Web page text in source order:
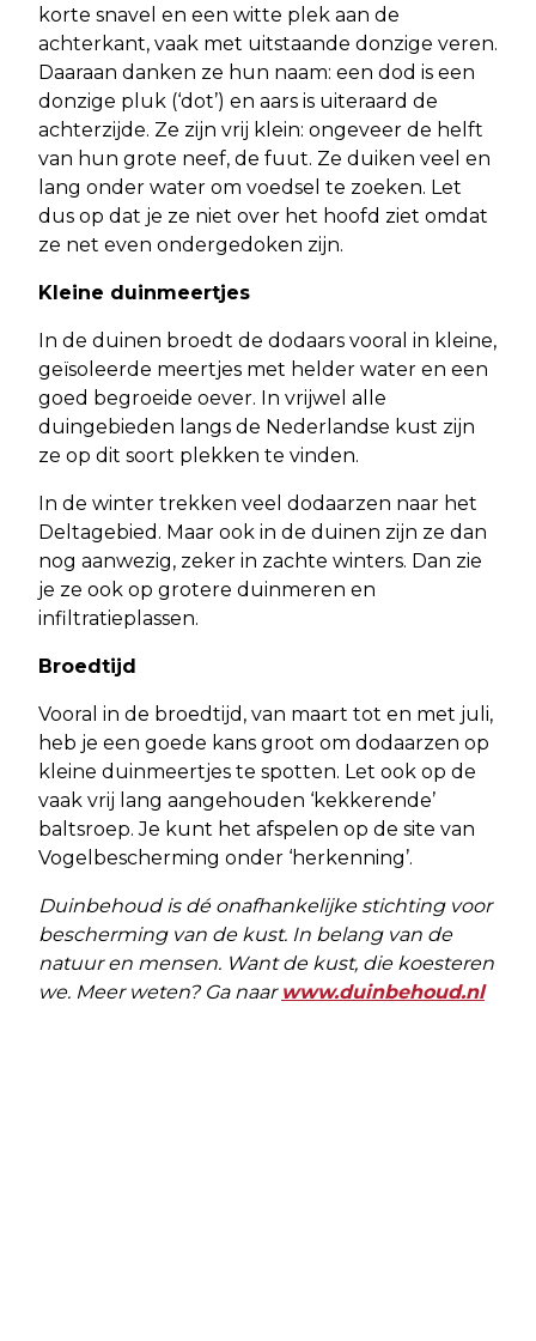
korte snavel en een witte plek aan de
achterkant, vaak met uitstaande donzige veren.
Daaraan danken ze hun naam: een dod is een
donzige pluk (‘dot’) en aars is uiteraard de
achterzijde. Ze zijn vrij klein: ongeveer de helft
van hun grote neef, de fuut. Ze duiken veel en
lang onder water om voedsel te zoeken. Let
dus op dat je ze niet over het hoofd ziet omdat
ze net even ondergedoken zijn.
Kleine duinmeertjes
In de duinen broedt de dodaars vooral in kleine,
geïsoleerde meertjes met helder water en een
goed begroeide oever. In vrijwel alle
duingebieden langs de Nederlandse kust zijn
ze op dit soort plekken te vinden.
In de winter trekken veel dodaarzen naar het
Deltagebied. Maar ook in de duinen zijn ze dan
nog aanwezig, zeker in zachte winters. Dan zie
je ze ook op grotere duinmeren en
infiltratieplassen.
Broedtijd
Vooral in de broedtijd, van maart tot en met juli,
heb je een goede kans groot om dodaarzen op
kleine duinmeertjes te spotten. Let ook op de
vaak vrij lang aangehouden ‘kekkerende’
baltsroep. Je kunt het afspelen op de site van
Vogelbescherming onder ‘herkenning’.
Duinbehoud is dé onafhankelijke stichting voor
bescherming van de kust. In belang van de
natuur en mensen. Want de kust, die koesteren
we. Meer weten? Ga naar www.duinbehoud.nl